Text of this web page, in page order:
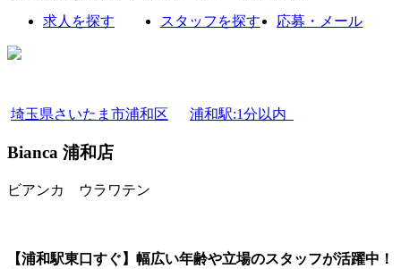
求人を探す
スタッフを探す 応募・メール
埼玉県さいたま市浦和区 浦和駅:1分以内
Bianca 浦和店
ビアンカ ウラワテン
【浦和駅東口すぐ】幅広い年齢や立場のスタッフが活躍中！